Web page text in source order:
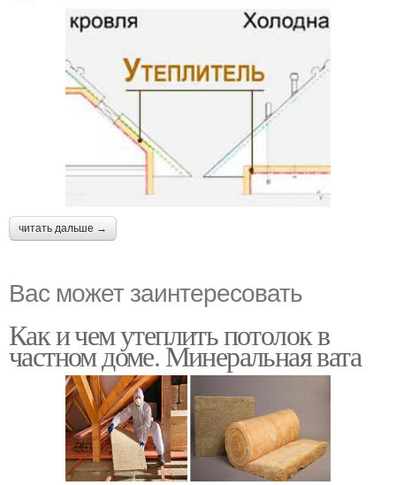
читать дальше →
Вас может заинтересовать
Как и чем утеплить потолок в
частном доме. Минеральная вата